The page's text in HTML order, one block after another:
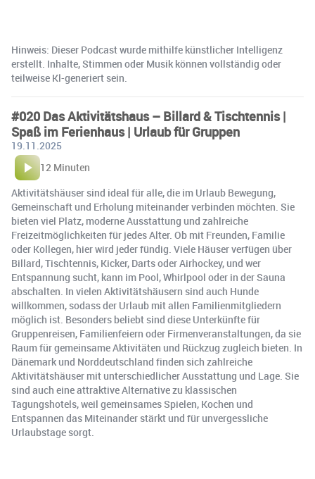
Hinweis: Dieser Podcast wurde mithilfe künstlicher Intelligenz
erstellt. Inhalte, Stimmen oder Musik können vollständig oder
teilweise Kl-generiert sein.
#020 Das Aktivitätshaus – Billard & Tischtennis |
Spaß im Ferienhaus | Urlaub für Gruppen
19.11.2025
12 Minuten
Aktivitätshäuser sind ideal für alle, die im Urlaub Bewegung,
Gemeinschaft und Erholung miteinander verbinden möchten. Sie
bieten viel Platz, moderne Ausstattung und zahlreiche
Freizeitmöglichkeiten für jedes Alter. Ob mit Freunden, Familie
oder Kollegen, hier wird jeder fündig. Viele Häuser verfügen über
Billard, Tischtennis, Kicker, Darts oder Airhockey, und wer
Entspannung sucht, kann im Pool, Whirlpool oder in der Sauna
abschalten. In vielen Aktivitätshäusern sind auch Hunde
willkommen, sodass der Urlaub mit allen Familienmitgliedern
möglich ist. Besonders beliebt sind diese Unterkünfte für
Gruppenreisen, Familienfeiern oder Firmenveranstaltungen, da sie
Raum für gemeinsame Aktivitäten und Rückzug zugleich bieten. In
Dänemark und Norddeutschland finden sich zahlreiche
Aktivitätshäuser mit unterschiedlicher Ausstattung und Lage. Sie
sind auch eine attraktive Alternative zu klassischen
Tagungshotels, weil gemeinsames Spielen, Kochen und
Entspannen das Miteinander stärkt und für unvergessliche
Urlaubstage sorgt.